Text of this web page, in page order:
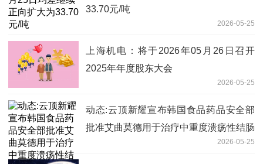
33.70元/吨
2026-05-25
上海机电：将于2026年05月26日召开
2025年年度股东大会
2026-05-25
动态:云顶新耀宣布韩国食品药品安全部
批准艾曲莫德用于治疗中重度溃疡性结肠
2026-05-25